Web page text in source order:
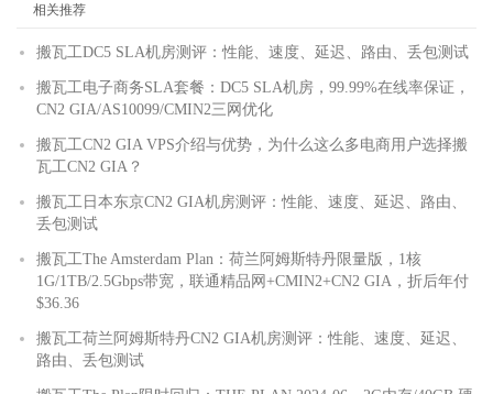
相关推荐
搬瓦工DC5 SLA机房测评：性能、速度、延迟、路由、丢包测试
搬瓦工电子商务SLA套餐：DC5 SLA机房，99.99%在线率保证，
CN2 GIA/AS10099/CMIN2三网优化
搬瓦工CN2 GIA VPS介绍与优势，为什么这么多电商用户选择搬
瓦工CN2 GIA？
搬瓦工日本东京CN2 GIA机房测评：性能、速度、延迟、路由、
丢包测试
搬瓦工The Amsterdam Plan：荷兰阿姆斯特丹限量版，1核
1G/1TB/2.5Gbps带宽，联通精品网+CMIN2+CN2 GIA，折后年付
$36.36
搬瓦工荷兰阿姆斯特丹CN2 GIA机房测评：性能、速度、延迟、
路由、丢包测试